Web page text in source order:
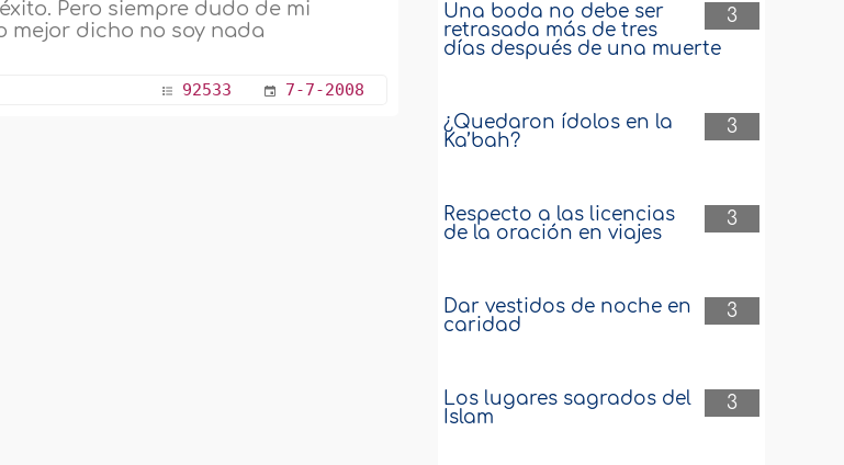
Pero siempre dudo de mi
mejor dicho no soy nada
92533 7-7-2008
3
Una boda no debe ser
retrasada más de tres
días después de una muerte
3
¿Quedaron ídolos en la
Ka’bah?
3
Respecto a las licencias
de la oración en viajes
3
Dar vestidos de noche en
caridad
3
Los lugares sagrados del
Islam